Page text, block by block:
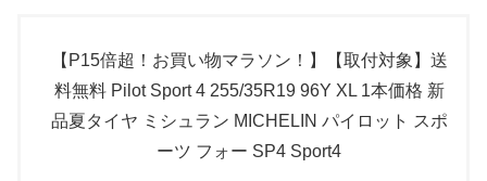
【P15倍超！お買い物マラソン！】【取付対象】送
料無料 Pilot Sport 4 255/35R19 96Y XL 1本価格 新
品夏タイヤ ミシュラン MICHELIN パイロット スポ
ーツ フォー SP4 Sport4